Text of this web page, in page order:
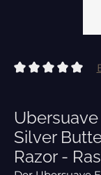
Ubersuave
Silver
Razor -